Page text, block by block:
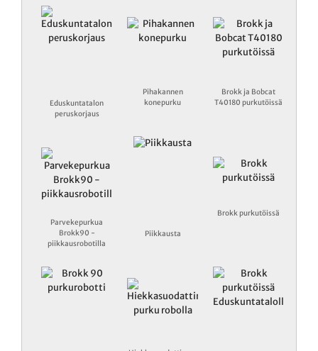
Eduskuntatalon
peruskorjaus
Pihakannen
konepurku
Brokk ja Bobcat
T40180 purkutöissä
Parvekepurkua
Brokk90 -
piikkausrobotilla
Piikkausta
Brokk purkutöissä